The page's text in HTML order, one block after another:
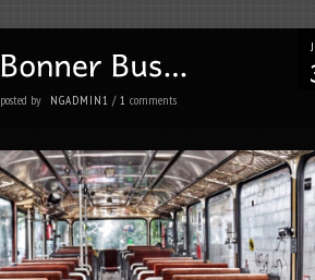
posted by NGADMIN1 /1comments